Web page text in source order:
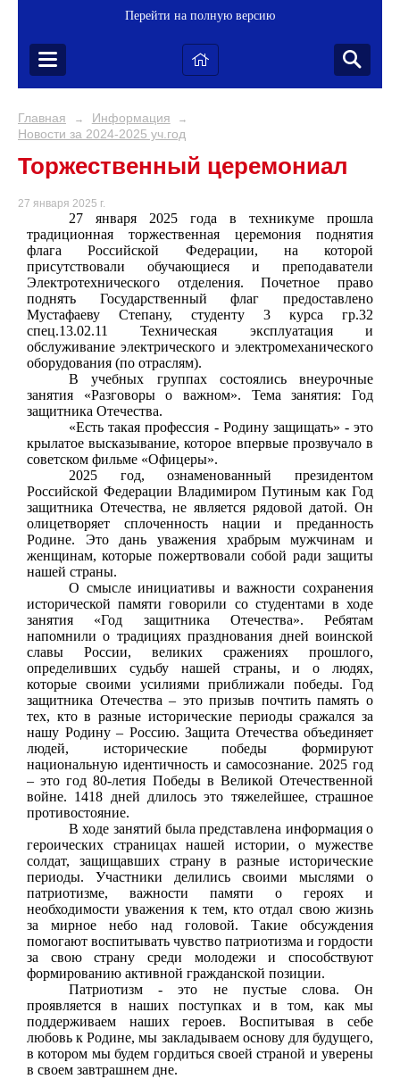
Перейти на полную версию
Главная → Информация →
Новости за 2024-2025 уч.год
Торжественный церемониал
27 января 2025 г.
27 января 2025 года в техникуме прошла
традиционная торжественная церемония поднятия
флага Российской Федерации, на которой
присутствовали обучающиеся и преподаватели
Электротехнического отделения. Почетное право
поднять Государственный флаг предоставлено
Мустафаеву Степану, студенту 3 курса гр.32
спец.13.02.11 Техническая эксплуатация и
обслуживание электрического и электромеханического
оборудования (по отраслям).
В учебных группах состоялись внеурочные
занятия «Разговоры о важном». Тема занятия: Год
защитника Отечества.
«Есть такая профессия - Родину защищать» - это
крылатое высказывание, которое впервые прозвучало в
советском фильме «Офицеры».
2025 год, ознаменованный президентом
Российской Федерации Владимиром Путиным как Год
защитника Отечества, не является рядовой датой. Он
олицетворяет сплоченность нации и преданность
Родине. Это дань уважения храбрым мужчинам и
женщинам, которые пожертвовали собой ради защиты
нашей страны.
О смысле инициативы и важности сохранения
исторической памяти говорили со студентами в ходе
занятия «Год защитника Отечества». Ребятам
напомнили о традициях празднования дней воинской
славы России, великих сражениях прошлого,
определивших судьбу нашей страны, и о людях,
которые своими усилиями приближали победы. Год
защитника Отечества – это призыв почтить память о
тех, кто в разные исторические периоды сражался за
нашу Родину – Россию. Защита Отечества объединяет
людей, исторические победы формируют
национальную идентичность и самосознание. 2025 год
– это год 80-летия Победы в Великой Отечественной
войне. 1418 дней длилось это тяжелейшее, страшное
противостояние.
В ходе занятий была представлена информация о
героических страницах нашей истории, о мужестве
солдат, защищавших страну в разные исторические
периоды. Участники делились своими мыслями о
патриотизме, важности памяти о героях и
необходимости уважения к тем, кто отдал свою жизнь
за мирное небо над головой. Такие обсуждения
помогают воспитывать чувство патриотизма и гордости
за свою страну среди молодежи и способствуют
формированию активной гражданской позиции.
Патриотизм - это не пустые слова. Он
проявляется в наших поступках и в том, как мы
поддерживаем наших героев. Воспитывая в себе
любовь к Родине, мы закладываем основу для будущего,
в котором мы будем гордиться своей страной и уверены
в своем завтрашнем дне.